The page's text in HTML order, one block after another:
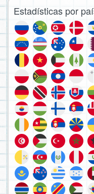
Estadísticas por